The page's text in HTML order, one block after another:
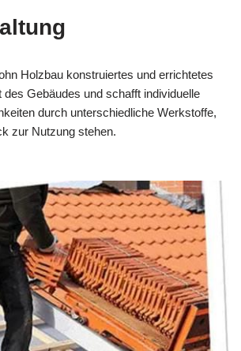
Holzbau konstruiertes und errichtetes
des Gebäudes und schafft individuelle
durch unterschiedliche Werkstoffe,
zur Nutzung stehen.